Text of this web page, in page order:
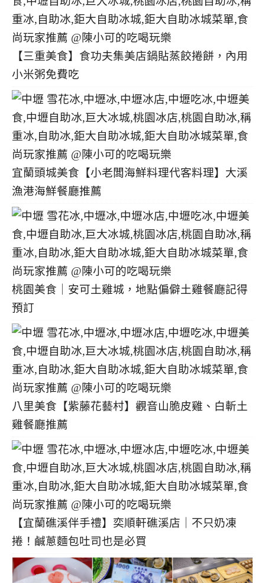
【三重美食】食功夫集美店鍋貼蒸餃捲餅，內用
小米粥免費吃
宜蘭頭城美食【小老闆海鮮料理代客料理】大溪
漁港海鮮餐廳推薦
桃園美食｜安可土雞城，地點偏僻土雞餐廳記得
預訂
八里美食【紫藤花藝村】觀音山脆皮雞、白斬土
雞餐廳推薦
【宜蘭礁溪伴手禮】奕順軒礁溪店｜不只奶凍
捲！鹹蔥麵包吐司也是必買